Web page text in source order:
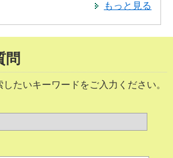
もっと見る
問
たいキーワードをご入力ください。